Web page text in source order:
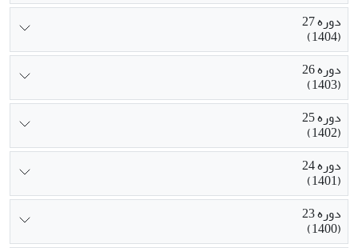
دوره 27
(1404)
دوره 26
(1403)
دوره 25
(1402)
دوره 24
(1401)
دوره 23
(1400)